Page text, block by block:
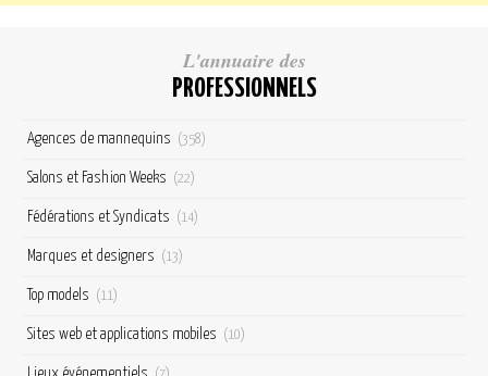
L'annuaire des
PROFESSIONNELS
Agences de mannequins (358)
Salons et Fashion Weeks (22)
Fédérations et Syndicats (14)
Marques et designers (13)
Top models (11)
Sites web et applications mobiles (10)